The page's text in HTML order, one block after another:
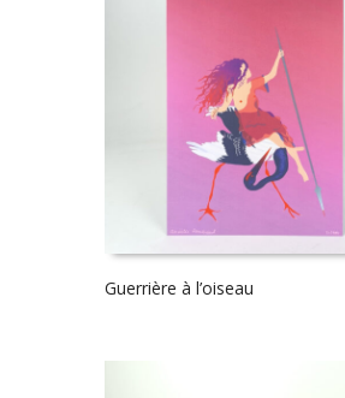
Guerrière à l’oiseau